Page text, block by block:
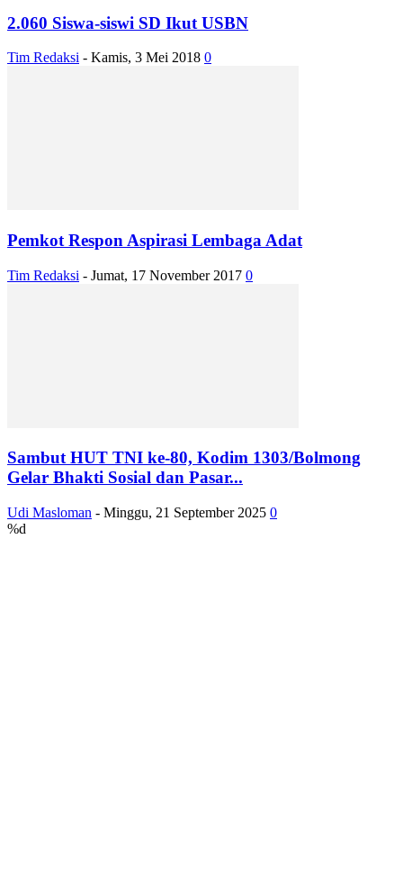
2.060 Siswa-siswi SD Ikut USBN
Tim Redaksi - Kamis, 3 Mei 2018 0
Pemkot Respon Aspirasi Lembaga Adat
Tim Redaksi - Jumat, 17 November 2017 0
Sambut HUT TNI ke-80, Kodim 1303/Bolmong
Gelar Bhakti Sosial dan Pasar...
Udi Masloman - Minggu, 21 September 2025 0
%d